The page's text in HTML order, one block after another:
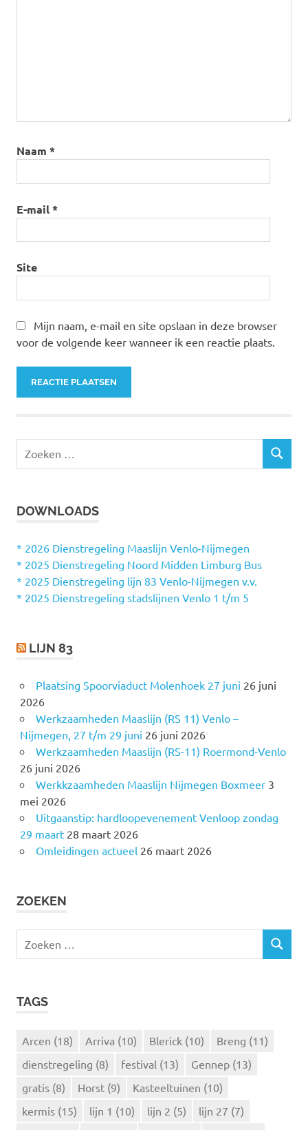
Naam *
E-mail*
Site
Mijn naam, e-mail en site opslaan in deze browser
voor de volgende keer wanneer ik een reactie plaats.
e
n
a
a
r
Z
DOWNLOADS
* 2026 Dienstregeling Maaslijn Venlo-Nijmegen
* 2025 Dienstregeling Noord Midden Limburg Bus
* 2025 Dienstregeling lijn 83 Venlo-Nijmegen v.v.
* 2025 Dienstregeling stadslijnen Venlo 1 t/m 5
LIJN 83
Plaatsing Spoorviaduct Molenhoek 27 juni 26 juni
2026
Werkzaamheden Maaslijn (RS 11) Venlo –
Nijmegen, 27 t/m 29 juni 26 juni 2026
Werkzaamheden Maaslijn (RS-11) Roermond-Venlo
26 juni 2026
Werkkzaamheden Maaslijn Nijmegen Boxmeer 3
mei 2026
Uitgaanstip: hardloopevenement Venloop zondag
29 maart 28 maart 2026
Omleidingen actueel 26 maart 2026
ZOEKEN
e
Z
TAGS
Arcen (18) Arriva (10) Blerick (10) Breng (11)
dienstregeling (8) festival (13) Gennep (13)
gratis (8) Horst (9) Kasteeltuinen (10)
kermis (15) lijn 1 (10) lijn 2 (5) lijn 27 (7)